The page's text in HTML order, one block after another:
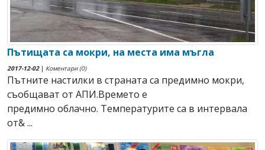
Пътищата са мокри, на места има мъгла
2017-12-02| Коментари (0)
Пътните настилки в страната са предимно мокри,
съобщават от АПИ.Времето е
предимно облачно. Температурите са в интервала
от& ...